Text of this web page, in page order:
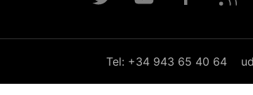
Tel: +34 943 65 40 64